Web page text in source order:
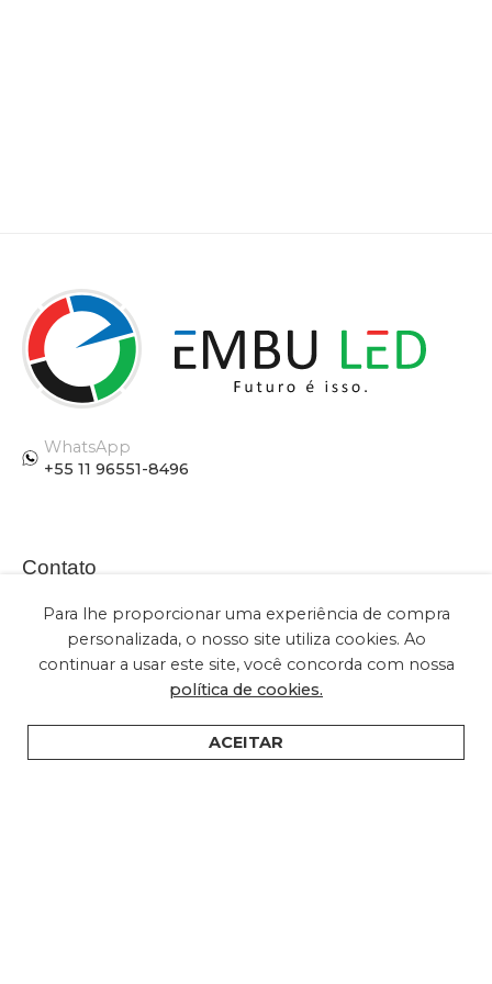
WhatsApp
+55 11 96551-8496
Contato
(+55) 11 2028-2616
sac@embuled.com
contato@embuled.com
Para lhe proporcionar uma experiência de compra
personalizada, o nosso site utiliza cookies. Ao
continuar a usar este site, você concorda com nossa
política de cookies.
ACEITAR